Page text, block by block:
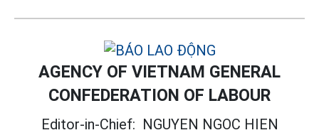
AGENCY OF VIETNAM GENERAL
CONFEDERATION OF LABOUR
Editor-in-Chief: NGUYEN NGOC HIEN